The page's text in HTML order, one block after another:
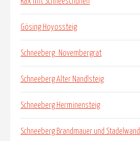
Gösing Hoyossteig
Schneeberg_Novembergrat
Schneeberg Alter Nandlsteig
Schneeberg Herminensteig
Schneeberg Brandmauer und Stadelwand